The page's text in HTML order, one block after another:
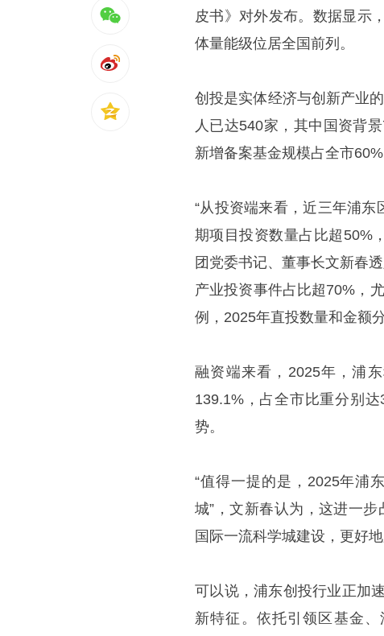
皮书》对外发布。数据显示
体量能级位居全国前列。
创投是实体经济与创新产业
人已达540家，其中国资背
新增备案基金规模占全市
“从投资端来看，近三年浦
期项目投资数量占比超50%
团党委书记、董事长文新春
产业投资事件占比超70%，
例，2025年直投数量和金额
融资端来看，2025年，浦
139.1%，占全市比重分别
势。
“值得一提的是，2025年浦
城”，文新春认为，这进一
国际一流科学城建设，更好
可以说，浦东创投行业正加
新特征。依托引领区基金